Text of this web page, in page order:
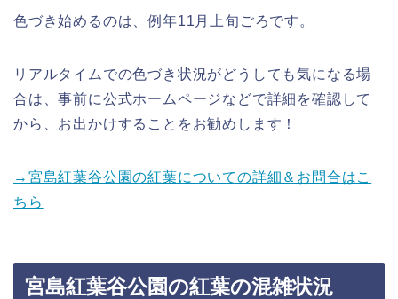
色づき始めるのは、例年11月上旬ごろです。
リアルタイムでの色づき状況がどうしても気になる場
合は、事前に公式ホームページなどで詳細を確認して
から、お出かけすることをお勧めし ます！
→宮島紅葉谷公園の紅葉についての詳細＆お問合はこ
ちら
宮島紅葉谷公園の紅葉の混雑状況